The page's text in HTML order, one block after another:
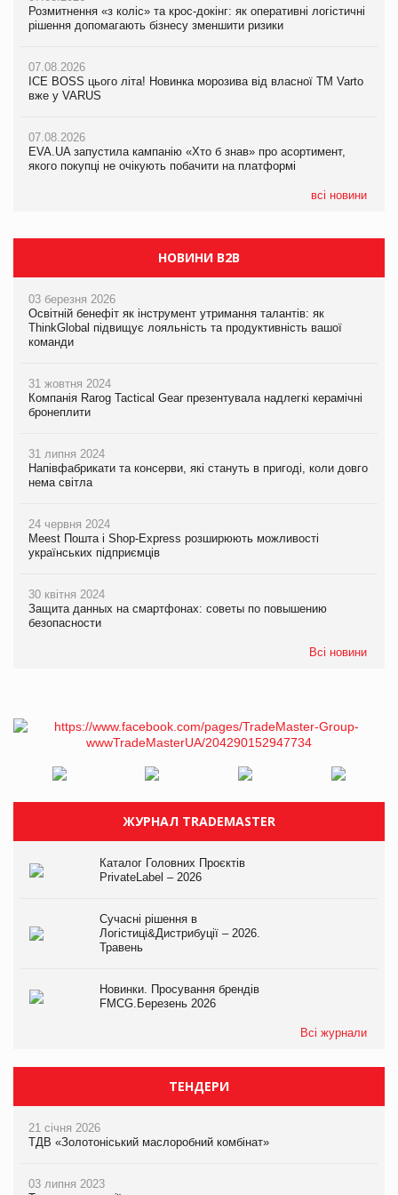
Розмитнення «з коліс» та крос-докінг: як оперативні логістичні
рішення допомагають бізнесу зменшити ризики
07.08.2026
ICE BOSS цього літа! Новинка морозива від власної ТМ Varto
вже у VARUS
07.08.2026
EVA.UA запустила кампанію «Хто б знав» про асортимент,
якого покупці не очікують побачити на платформі
всі новини
07.08.2026
EVA.UA запустила кампанію «Хто б знав» про асортимент,
06.08.2026
Смачна новинка для хвостатих: у VARUS з’явилися паучі
05.08.2026
Мережа супермаркетів VARUS купує мережу магазинів
Kraft Heinz скоротила збиток у першому півріччі
Продажі Hugo Boss впали на 9%
НОВИНИ B2B
03 березня 2026
Освітній бенефіт як інструмент утримання талантів: як
ThinkGlobal підвищує лояльність та продуктивність вашої
команди
31 жовтня 2024
Компанія Rarog Tactical Gear презентувала надлегкі керамічні
бронеплити
31 липня 2024
Напівфабрикати та консерви, які стануть в пригоді, коли довго
нема світла
24 червня 2024
Meest Пошта і Shop-Express розширюють можливості
українських підприємців
30 квітня 2024
Защита данных на смартфонах: советы по повышению
безопасности
Всі новини
ЖУРНАЛ TRADEMASTER
Каталог Головних Проєктів
PrivateLabel – 2026
Сучасні рішення в
Логістиці&Дистрибуції – 2026.
Травень
Новинки. Просування брендів
FMCG.Березень 2026
Всі журнали
ТЕНДЕРИ
21 січня 2026
ТДВ «Золотоніський маслоробний комбінат»
03 липня 2023